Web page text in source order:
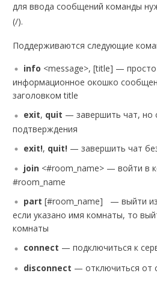
для ввода сообщений команды
(/).
Поддерживаются следующие
info <message>, [title] —
информационное окошко
заголовком title
exit, quit — завершить чат, но
подтверждения
exit!, quit! — завершить чат
join <#room_name> — войти в
#room_name
part [#room_name] — выйти
если указано имя комнаты, то
комнаты
connect — подключиться к
disconnect — отключиться от